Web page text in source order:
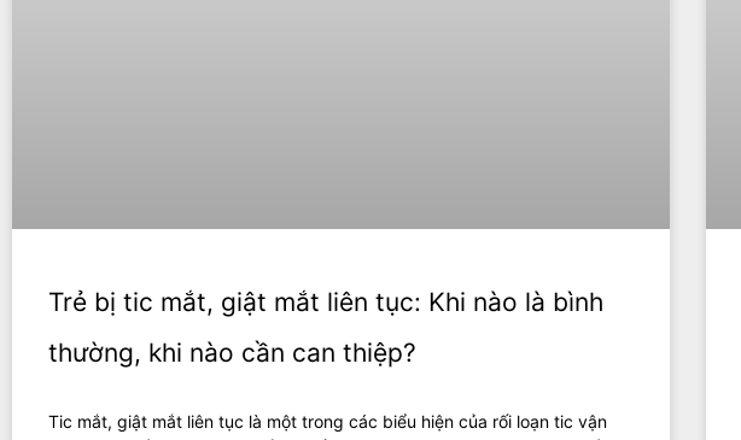
Trẻ bị tic mắt, giật mắt liên tục: Khi nào là bình
thường, khi nào cần can thiệp?
Tic mắt, giật mắt liên tục là một trong các biểu hiện của rối loạn tic vận